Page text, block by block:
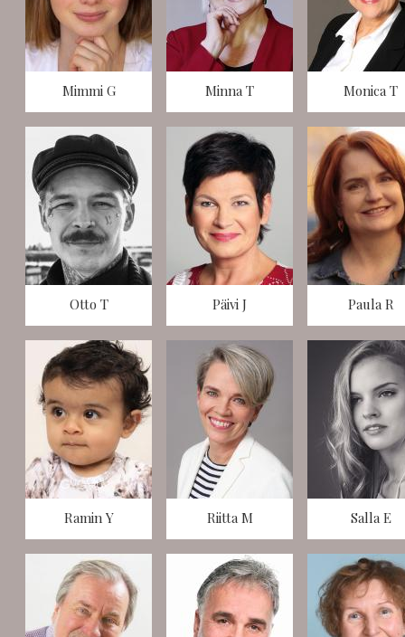
Mimmi G Minna T Monica T
Otto T Päivi J Paula R
Ramin Y Riitta M Salla E